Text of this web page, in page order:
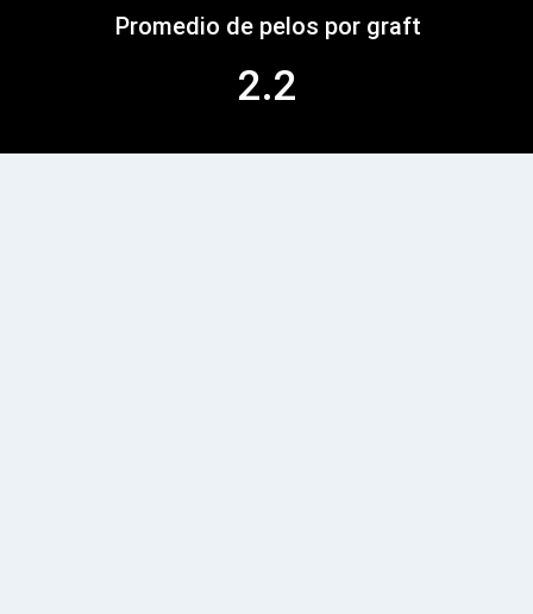
Promedio de pelos por graft
2.2